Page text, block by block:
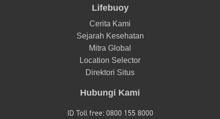
Lifebuoy
Cerita Kami
Sejarah Kesehatan
Mitra Global
Location Selector
Direktori Situs
Hubungi Kami
ID Toll free: 0800 155 8000